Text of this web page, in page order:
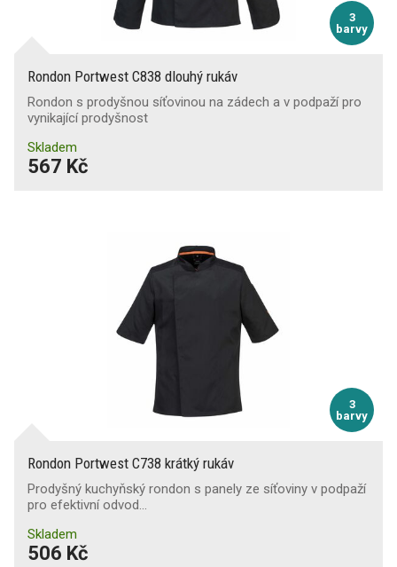
3
barvy
Rondon Portwest C838 dlouhý rukáv
Rondon s prodyšnou síťovinou na zádech a v podpaží pro
vynikající prodyšnost
Skladem
567 Kč
3
barvy
Rondon Portwest C738 krátký rukáv
Prodyšný kuchyňský rondon s panely ze síťoviny v podpaží
pro efektivní odvod…
Skladem
506 Kč